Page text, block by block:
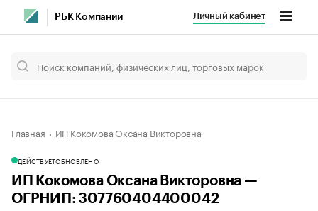
РБК Компании Личный кабинет
Главная ИП Кокомова Оксана Викторовна
ДЕЙСТВУЕТОБНОВЛЕНО
ИП Кокомова Оксана Викторовна —
ОГРНИП: 307760404400042